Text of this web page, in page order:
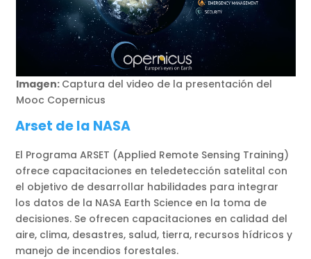
Imagen: Captura del video de la presentación del
Mooc Copernicus
Arset de la NASA
El Programa ARSET (Applied Remote Sensing Training)
ofrece capacitaciones en teledetección satelital con
el objetivo de desarrollar habilidades para integrar
los datos de la NASA Earth Science en la toma de
decisiones. Se ofrecen capacitaciones en calidad del
aire, clima, desastres, salud, tierra, recursos hídricos y
manejo de incendios forestales.